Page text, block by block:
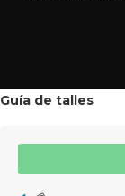
Guía de talles